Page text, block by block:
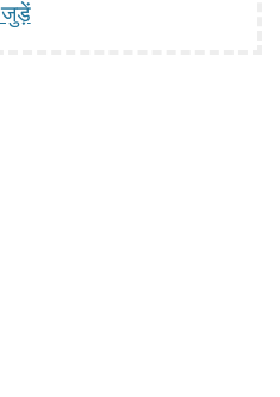
जुड़ें